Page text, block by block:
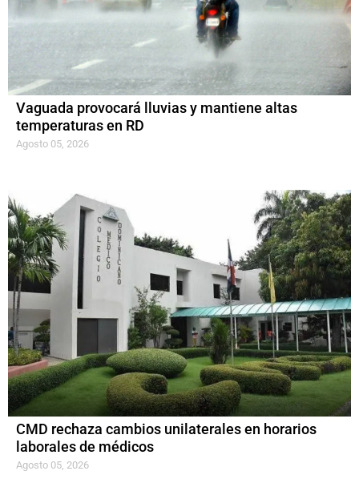
Vaguada provocará lluvias y mantiene altas
temperaturas en RD
Agosto 05, 2026
CMD rechaza cambios unilaterales en horarios
laborales de médicos
Agosto 05, 2026